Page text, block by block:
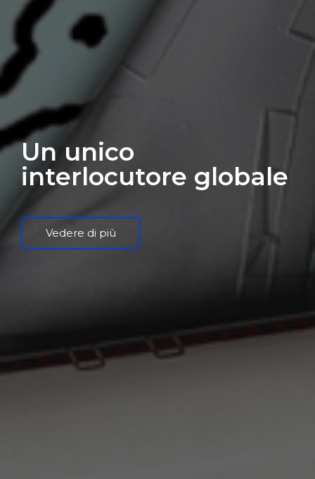
Un unico
interlocutore globale
Vedere di più